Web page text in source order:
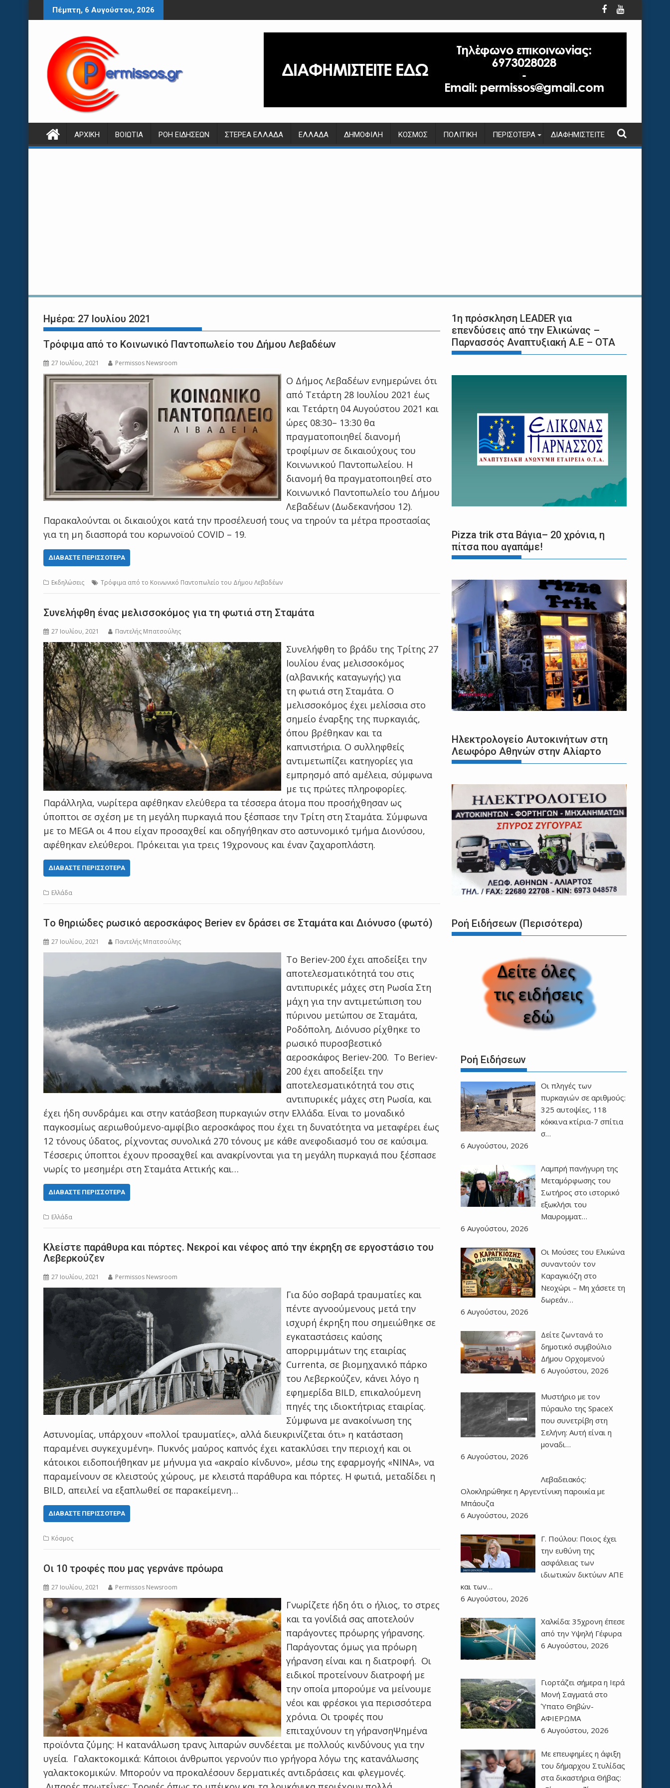
Περάστε
στο
Πέμπτη, 6 Αυγούστου, 2026
ΑΡΧΙΚΉ ΒΟΙΩΤΊΑ ΡΟΉ ΕΙΔΉΣΕΩΝ ΣΤΕΡΕΆ ΕΛΛΆΔΑ ΕΛΛΆΔΑ ΔΗΜΟΦΙΛΉ ΚΌΣΜΟΣ ΠΟΛΙΤΙΚΉ ΠΕΡΙΣΌΤΕΡΑ ΔΙΑΦΗΜΙΣΤΕΊΤΕ
Ημέρα: 27 Ιουλίου 2021
Tρόφιμα από το Κοινωνικό Παντοπωλείο του Δήμου Λεβαδέων
27 Ιουλίου, 2021 Permissos Newsroom
Ο Δήμος Λεβαδέων ενημερώνει ότι
από Τετάρτη 28 Ιουλίου 2021 έως
και Τετάρτη 04 Αυγούστου 2021 και
ώρες 08:30– 13:30 θα
πραγματοποιηθεί διανομή
τροφίμων σε δικαιούχους του
Κοινωνικού Παντοπωλείου. Η
διανομή θα πραγματοποιηθεί στο
Κοινωνικό Παντοπωλείο του Δήμου
Λεβαδέων (Δωδεκανήσου 12).
Παρακαλούνται οι δικαιούχοι κατά την προσέλευσή τους να τηρούν τα μέτρα προστασίας
για τη μη διασπορά του κορωνοϊού COVID – 19.
ΔΙΑΒΆΣΤΕ ΠΕΡΙΣΣΌΤΕΡΑ
Εκδηλώσεις Tρόφιμα από το Κοινωνικό Παντοπωλείο του Δήμου Λεβαδέων
Συνελήφθη ένας μελισσοκόμος για τη φωτιά στη Σταμάτα
27 Ιουλίου, 2021 Παντελής Μπατσούλης
Συνελήφθη το βράδυ της Τρίτης 27
Ιουλίου ένας μελισσοκόμος
(αλβανικής καταγωγής) για
τη φωτιά στη Σταμάτα. Ο
μελισσοκόμος έχει μελίσσια στο
σημείο έναρξης της πυρκαγιάς,
όπου βρέθηκαν και τα
καπνιστήρια. Ο συλληφθείς
αντιμετωπίζει κατηγορίες για
εμπρησμό από αμέλεια, σύμφωνα
με τις πρώτες πληροφορίες.
Παράλληλα, νωρίτερα αφέθηκαν ελεύθερα τα τέσσερα άτομα που προσήχθησαν ως
ύποπτοι σε σχέση με τη μεγάλη πυρκαγιά που ξέσπασε την Τρίτη στη Σταμάτα. Σύμφωνα
με το MEGA oι 4 που είχαν προσαχθεί και οδηγήθηκαν στο αστυνομικό τμήμα Διονύσου,
αφέθηκαν ελεύθεροι. Πρόκειται για τρεις 19χρονους και έναν ζαχαροπλάστη.
ΔΙΑΒΆΣΤΕ ΠΕΡΙΣΣΌΤΕΡΑ
Ελλάδα
Tο θηριώδες ρωσικό αεροσκάφος Beriev εν δράσει σε Σταμάτα και Διόνυσο (φωτό)
27 Ιουλίου, 2021 Παντελής Μπατσούλης
Το Beriev-200 έχει αποδείξει την
αποτελεσματικότητά του στις
αντιπυρικές μάχες στη Ρωσία Στη
μάχη για την αντιμετώπιση του
πύρινου μετώπου σε Σταμάτα,
Ροδόπολη, Διόνυσο ρίχθηκε το
ρωσικό πυροσβεστικό
αεροσκάφος Beriev-200. Το Beriev-
200 έχει αποδείξει την
αποτελεσματικότητά του στις
αντιπυρικές μάχες στη Ρωσία, και
έχει ήδη συνδράμει και στην κατάσβεση πυρκαγιών στην Ελλάδα. Είναι το μοναδικό
παγκοσμίως αεριωθούμενο-αμφίβιο αεροσκάφος που έχει τη δυνατότητα να μεταφέρει έως
12 τόνους ύδατος, ρίχνοντας συνολικά 270 τόνους με κάθε ανεφοδιασμό του σε καύσιμα.
Τέσσερις ύποπτοι έχουν προσαχθεί και ανακρίνονται για τη μεγάλη πυρκαγιά που ξέσπασε
νωρίς το μεσημέρι στη Σταμάτα Αττικής και…
ΔΙΑΒΆΣΤΕ ΠΕΡΙΣΣΌΤΕΡΑ
Ελλάδα
Κλείστε παράθυρα και πόρτες. Νεκροί και νέφος από την έκρηξη σε εργοστάσιο του
Λεβερκούζεν
27 Ιουλίου, 2021 Permissos Newsroom
Για δύο σοβαρά τραυματίες και
πέντε αγνοούμενους μετά την
ισχυρή έκρηξη που σημειώθηκε σε
εγκαταστάσεις καύσης
απορριμμάτων της εταιρίας
Currenta, σε βιομηχανικό πάρκο
του Λεβερκούζεν, κάνει λόγο η
εφημερίδα BILD, επικαλούμενη
πηγές της ιδιοκτήτριας εταιρίας.
Σύμφωνα με ανακοίνωση της
Αστυνομίας, υπάρχουν «πολλοί τραυματίες», αλλά διευκρινίζεται ότι» η κατάσταση
παραμένει συγκεχυμένη». Πυκνός μαύρος καπνός έχει κατακλύσει την περιοχή και οι
κάτοικοι ειδοποιήθηκαν με μήνυμα για «ακραίο κίνδυνο», μέσω της εφαρμογής «ΝΙΝΑ», να
παραμείνουν σε κλειστούς χώρους, με κλειστά παράθυρα και πόρτες. Η φωτιά, μεταδίδει η
BILD, απειλεί να εξαπλωθεί σε παρακείμενη…
ΔΙΑΒΆΣΤΕ ΠΕΡΙΣΣΌΤΕΡΑ
Κόσμος
Οι 10 τροφές που μας γερνάνε πρόωρα
27 Ιουλίου, 2021 Permissos Newsroom
Γνωρίζετε ήδη ότι ο ήλιος, το στρες
και τα γονίδιά σας αποτελούν
παράγοντες πρόωρης γήρανσης.
Παράγοντας όμως για πρόωρη
γήρανση είναι και η διατροφή. Οι
ειδικοί προτείνουν διατροφή με
την οποία μπορούμε να μείνουμε
νέοι και φρέσκοι για περισσότερα
χρόνια. Οι τροφές που
επιταχύνουν τη γήρανσηΨημένα
προϊόντα ζύμης: Η κατανάλωση τρανς λιπαρών συνδέεται με πολλούς κινδύνους για την
υγεία. Γαλακτοκομικά: Κάποιοι άνθρωποι γερνούν πιο γρήγορα λόγω της κατανάλωσης
γαλακτοκομικών. Μπορούν να προκαλέσουν δερματικές αντιδράσεις και φλεγμονές.
1η πρόσκληση LEADER για
επενδύσεις από την Ελικώνας –
Παρνασσός Αναπτυξιακή Α.Ε – ΟΤΑ
Pizza trik στα Βάγια– 20 χρόνια, η
πίτσα που αγαπάμε!
Ηλεκτρολογείο Αυτοκινήτων στη
Λεωφόρο Αθηνών στην Αλίαρτο
Ροή Ειδήσεων (Περισότερα)
Ροή Ειδήσεων
Οι πληγές των
πυρκαγιών σε αριθμούς:
325 αυτοψίες, 118
κόκκινα κτίρια-7 σπίτια
σ…
6 Αυγούστου, 2026
Λαμπρή πανήγυρη της
Μεταμόρφωσης του
Σωτήρος στο ιστορικό
εξωκλήσι του
Μαυρομματ…
6 Αυγούστου, 2026
Οι Μούσες του Ελικώνα
συναντούν τον
Καραγκιόζη στο
Νεοχώρι – Μη χάσετε τη
δωρεάν…
6 Αυγούστου, 2026
Δείτε ζωντανά το
δημοτικό συμβούλιο
Δήμου Ορχομενού
6 Αυγούστου, 2026
Μυστήριο με τον
πύραυλο της SpaceX
που συνετρίβη στη
Σελήνη: Αυτή είναι η
μοναδι…
6 Αυγούστου, 2026
Λεβαδειακός:
Ολοκληρώθηκε η Αργεντίνικη παροικία με
Μπάουζα
6 Αυγούστου, 2026
Γ. Πούλου: Ποιος έχει
την ευθύνη της
ασφάλειας των
ιδιωτικών δικτύων ΑΠΕ
και των…
6 Αυγούστου, 2026
Χαλκίδα: 35χρονη έπεσε
από την Υψηλή Γέφυρα
6 Αυγούστου, 2026
Γιορτάζει σήμερα η Ιερά
Μονή Σαγματά στο
Ύπατο Θηβών-
ΑΦΙΕΡΩΜΑ
6 Αυγούστου, 2026
Με επευφημίες η άφιξη
του δήμαρχου Στυλίδας
στα δικαστήρια Θήβας: